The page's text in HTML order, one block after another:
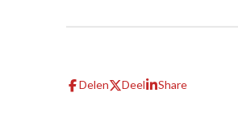
Delen Deel Share